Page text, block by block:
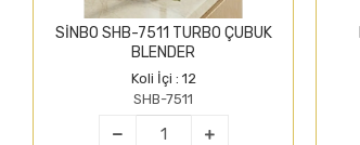
SİNBO SHB-7511 TURBO ÇUBUK
BLENDER
Koli İçi : 12
SHB-7511